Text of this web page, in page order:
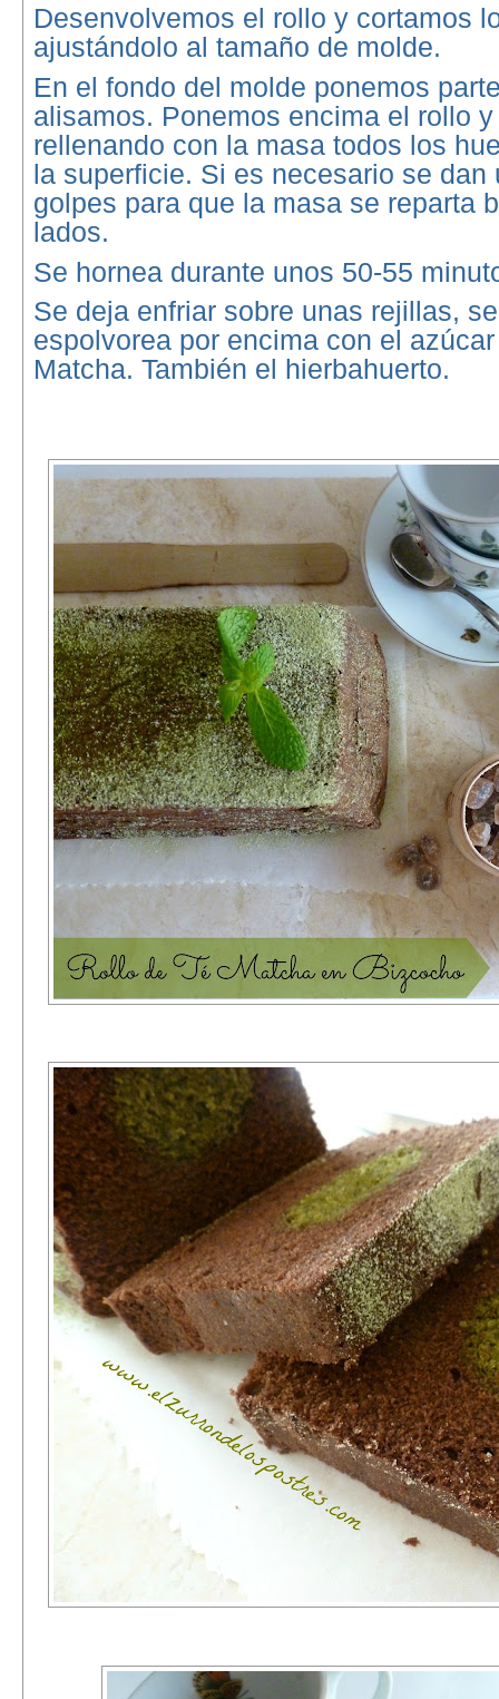
Desenvolvemos el rollo y cortamos
ajustándolo al tamaño de molde.
En el fondo del molde ponemos
alisamos. Ponemos encima el rollo
rellenando con la masa todos los
la superficie. Si es necesario se dan
golpes para que la masa se reparta
lados.
Se hornea durante unos 50-55
Se deja enfriar sobre unas rejillas,
espolvorea por encima con el
Matcha. También el hierbahuerto.